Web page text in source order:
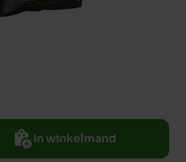
In winkelmand